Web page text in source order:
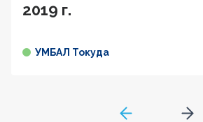
2019 г.
УМБАЛ Токуда